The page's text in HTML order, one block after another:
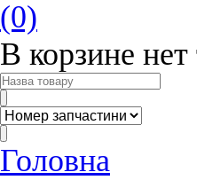
(0)
В корзине нет
Головна